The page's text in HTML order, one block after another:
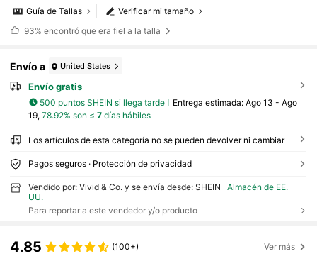
Verificar mi tamaño
Guía de Tallas
93% encontró que era fiel a la talla
Envío a United States
Envío gratis
500 puntos SHEIN si llega tarde Entrega estimada: Ago 13 - Ago
19, 78.92% son ≤ 7días hábiles
Los artículos de esta categoría no se pueden devolver ni cambiar
Pagos seguros · Protección de privacidad
Vendido por: Vivid & Co. y se envía desde: SHEIN
Almacén de EE.
UU.
Para reportar a este vendedor y/o producto
4.85 (100+) Ver más